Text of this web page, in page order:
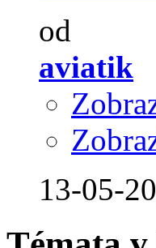
od
aviatik
13-05-